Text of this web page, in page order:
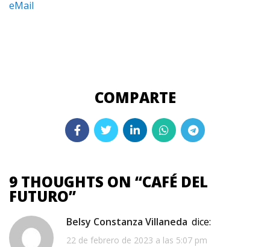
eMail
9 THOUGHTS ON “CAFÉ DEL
FUTURO”
Belsy Constanza Villaneda dice:
22 de febrero de 2023 a las 5:07 pm